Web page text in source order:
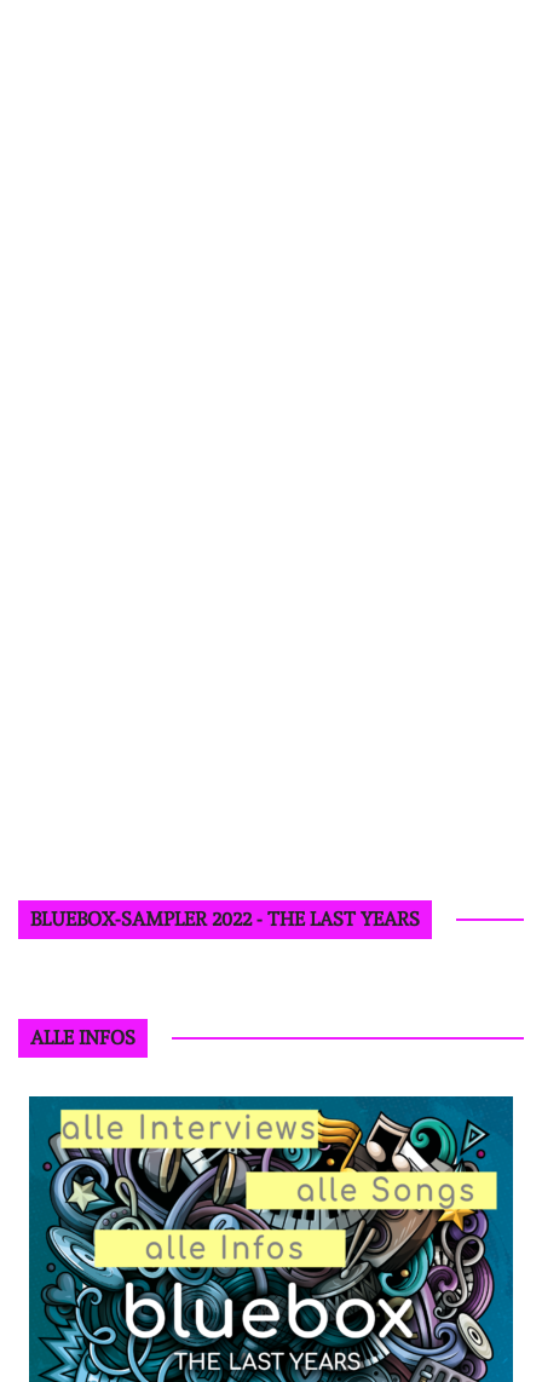
BLUEBOX-SAMPLER 2022 - THE LAST YEARS
ALLE INFOS